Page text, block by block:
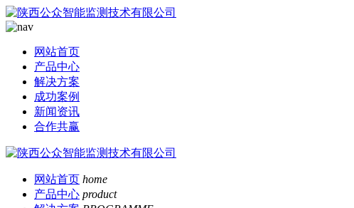
网站首页
产品中心
解决方案
成功案例
新闻资讯
合作共赢
网站首页 home
产品中心 product